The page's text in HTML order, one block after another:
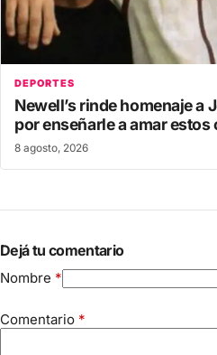
DEPORTES
Newell’s rinde homenaje a
por enseñarle a amar estos
8 agosto, 2026
Dejá tu comentario
Nombre *
Comentario *